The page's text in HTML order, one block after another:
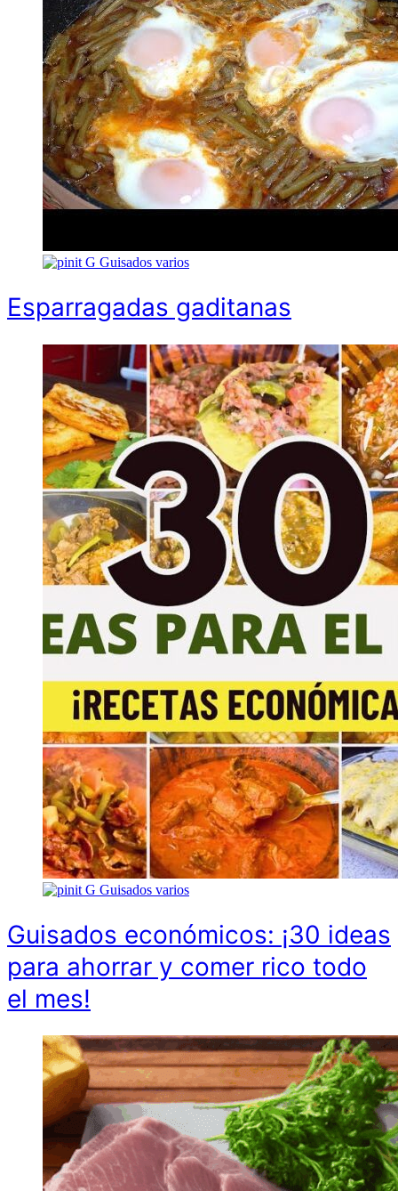
G Guisados varios
Esparragadas gaditanas
G Guisados varios
Guisados económicos: ¡30 ideas
para ahorrar y comer rico todo
el mes!